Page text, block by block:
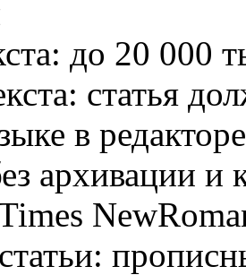
до 20 000
статья
в
архивации и